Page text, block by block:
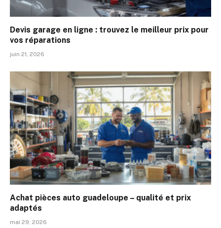
Devis garage en ligne : trouvez le meilleur prix pour
vos réparations
juin 21, 2026
Achat pièces auto guadeloupe – qualité et prix
adaptés
mai 29, 2026